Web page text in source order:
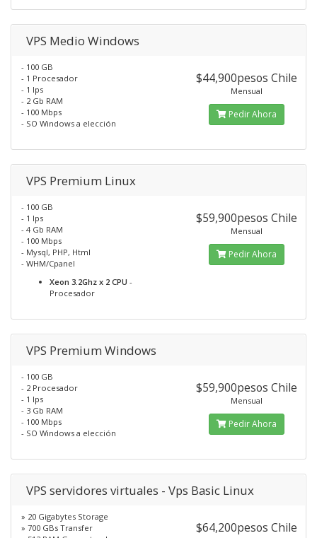
VPS Medio Windows
- 100 GB
- 1 Procesador
- 1 Ips
- 2 Gb RAM
- 100 Mbps
- SO Windows a elección
$44,900pesos Chile
Mensual
Pedir Ahora
VPS Premium Linux
- 100 GB
- 1 Ips
- 4 Gb RAM
- 100 Mbps
- Mysql, PHP, Html
- WHM/Cpanel
Xeon 3.2Ghz x 2 CPU -
Procesador
$59,900pesos Chile
Mensual
Pedir Ahora
VPS Premium Windows
- 100 GB
- 2 Procesador
- 1 Ips
- 3 Gb RAM
- 100 Mbps
- SO Windows a elección
$59,900pesos Chile
Mensual
Pedir Ahora
VPS servidores virtuales - Vps Basic Linux
» 20 Gigabytes Storage
» 700 GBs Transfer
$64,200pesos Chile